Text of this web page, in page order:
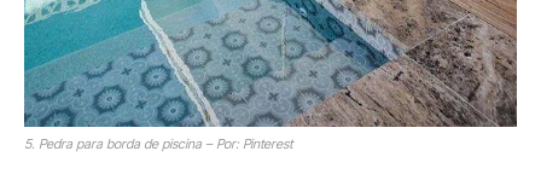
5. Pedra para borda de piscina – Por: Pinterest